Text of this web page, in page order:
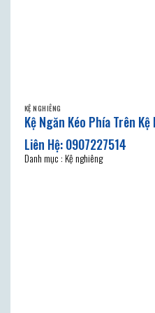
KỆ NGHIÊNG
Kệ Ngăn Kéo Phía Trên
Danh mục : Kệ nghiêng